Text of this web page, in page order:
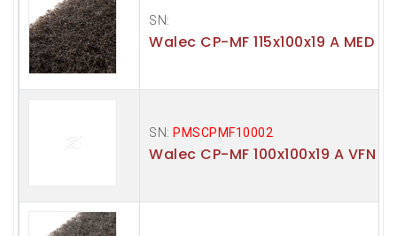
SN:
Walec CP-MF 115x100x19 A MED
SN: PMSCPMF10002
Walec CP-MF 100x100x19 A VFN